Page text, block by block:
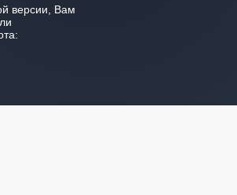
версии, Вам